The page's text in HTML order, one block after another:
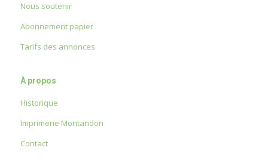
Nous soutenir
Abonnement papier
Tarifs des annonces
À propos
Historique
Imprimerie Montandon
Contact